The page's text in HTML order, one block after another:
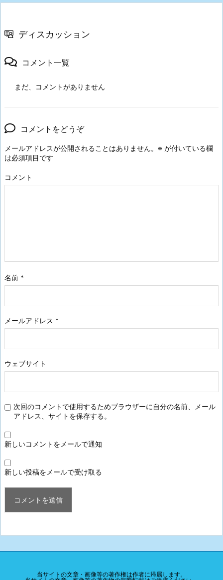
ディスカッション
コメント一覧
まだ、コメントがありません
コメントをどうぞ
メールアドレスが公開されることはありません。 ※ が付いている欄
は必須項目です
コメント
名前 *
メールアドレス *
ウェブサイト
次回のコメントで使用するためブラウザーに自分の名前、メール
アドレス、サイトを保存する。
新しいコメントをメールで通知
新しい投稿をメールで受け取る
当サイトの文章・画像等の著作権は作者に帰属します。